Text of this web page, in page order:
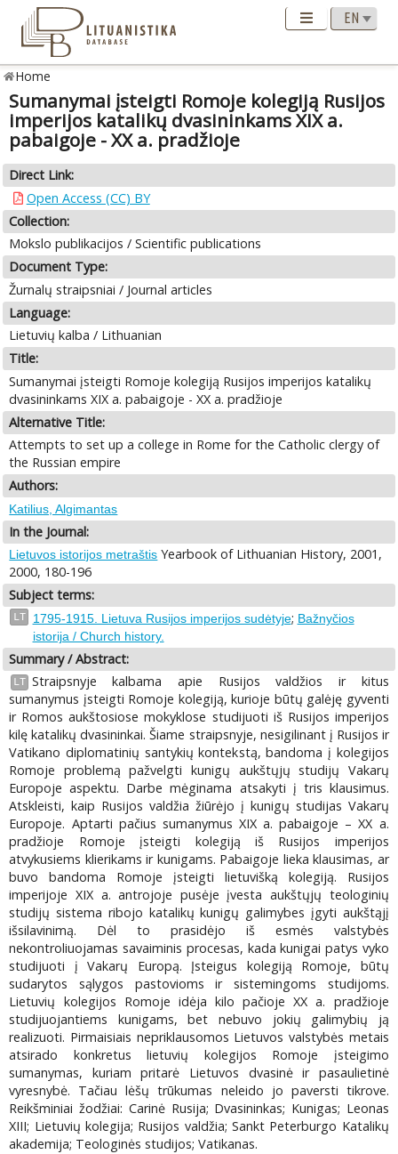
Home
Sumanymai įsteigti Romoje kolegiją Rusijos
imperijos katalikų dvasininkams XIX a.
pabaigoje - XX a. pradžioje
Direct Link:
Open Access (CC) BY
Collection:
Mokslo publikacijos / Scientific publications
Document Type:
Žurnalų straipsniai / Journal articles
Language:
Lietuvių kalba / Lithuanian
Title:
Sumanymai įsteigti Romoje kolegiją Rusijos imperijos katalikų
dvasininkams XIX a. pabaigoje - XX a. pradžioje
Alternative Title:
Attempts to set up a college in Rome for the Catholic clergy of
the Russian empire
Authors:
Katilius, Algimantas
In the Journal:
Lietuvos istorijos metraštis Yearbook of Lithuanian History, 2001,
2000, 180-196
Subject terms:
LT 1795-1915. Lietuva Rusijos imperijos sudėtyje; Bažnyčios
istorija / Church history.
Summary / Abstract:
LT Straipsnyje kalbama apie Rusijos valdžios ir kitus
sumanymus įsteigti Romoje kolegiją, kurioje būtų galėję gyventi
ir Romos aukštosiose mokyklose studijuoti iš Rusijos imperijos
kilę katalikų dvasininkai. Šiame straipsnyje, nesigilinant į Rusijos ir
Vatikano diplomatinių santykių kontekstą, bandoma į kolegijos
Romoje problemą pažvelgti kunigų aukštųjų studijų Vakarų
Europoje aspektu. Darbe mėginama atsakyti į tris klausimus.
Atskleisti, kaip Rusijos valdžia žiūrėjo į kunigų studijas Vakarų
Europoje. Aptarti pačius sumanymus XIX a. pabaigoje – XX a.
pradžioje Romoje įsteigti kolegiją iš Rusijos imperijos
atvykusiems klierikams ir kunigams. Pabaigoje lieka klausimas, ar
buvo bandoma Romoje įsteigti lietuvišką kolegiją. Rusijos
imperijoje XIX a. antrojoje pusėje įvesta aukštųjų teologinių
studijų sistema ribojo katalikų kunigų galimybes įgyti aukštąjį
išsilavinimą. Dėl to prasidėjo iš esmės valstybės
nekontroliuojamas savaiminis procesas, kada kunigai patys vyko
studijuoti į Vakarų Europą. Įsteigus kolegiją Romoje, būtų
sudarytos sąlygos pastovioms ir sistemingoms studijoms.
Lietuvių kolegijos Romoje idėja kilo pačioje XX a. pradžioje
studijuojantiems kunigams, bet nebuvo jokių galimybių ją
realizuoti. Pirmaisiais nepriklausomos Lietuvos valstybės metais
atsirado konkretus lietuvių kolegijos Romoje įsteigimo
sumanymas, kuriam pritarė Lietuvos dvasinė ir pasaulietinė
vyresnybė. Tačiau lėšų trūkumas neleido jo paversti tikrove.
Reikšminiai žodžiai: Carinė Rusija; Dvasininkas; Kunigas; Leonas
XIII; Lietuvių kolegija; Rusijos valdžia; Sankt Peterburgo Katalikų
akademija; Teologinės studijos; Vatikanas.